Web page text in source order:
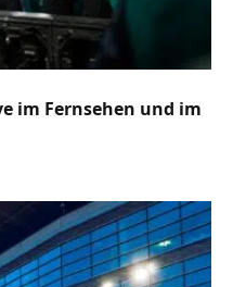
im Fernsehen und im